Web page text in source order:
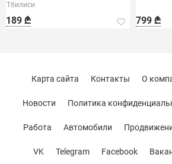
Тбилиси
189 ₾ 799 ₾
Карта сайта Контакты О
Новости Политика
Работа Автомобили
VK Telegram Facebook